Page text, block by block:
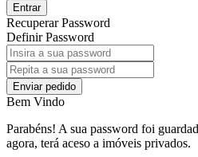
Entrar
Recuperar Password
Definir Password
Enviar pedido
Bem Vindo
Parabéns! A sua password foi
agora, terá aceso a imóveis privados.